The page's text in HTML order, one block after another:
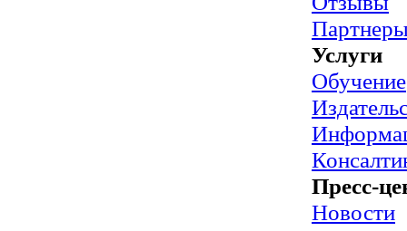
Услуги
Обучение
Пресс-
Новости